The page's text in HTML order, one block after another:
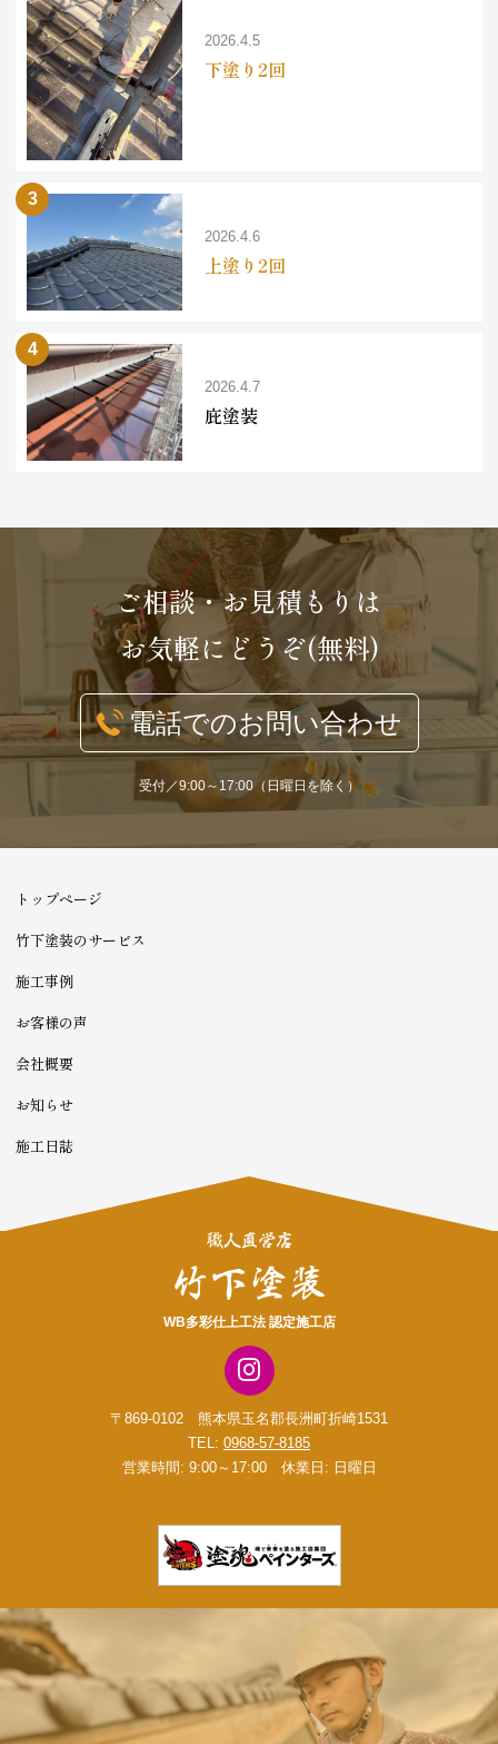
2026.4.5
下塗り2回
2026.4.6
上塗り2回
2026.4.7
庇塗装
ご相談・お見積もりは
お気軽にどうぞ(無料)
電話でのお問い合わせ
受付／9:00～17:00（日曜日を除く）
トップページ
竹下塗装のサービス
施工事例
お客様の声
会社概要
お知らせ
施工日誌
WB多彩仕上工法 認定施工店
〒869-0102 熊本県玉名郡長洲町折崎1531
TEL: 0968-57-8185
営業時間: 9:00～17:00 休業日: 日曜日